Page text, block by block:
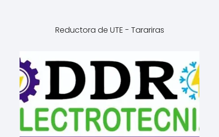
Reductora de UTE - Tarariras